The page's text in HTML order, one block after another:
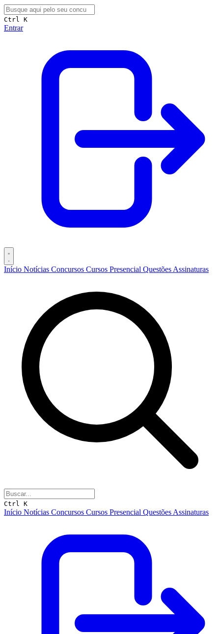
Ctrl K
Entrar
Início Notícias Concursos Cursos Presencial Questões Assinaturas
Ctrl K
Início Notícias Concursos Cursos Presencial Questões Assinaturas